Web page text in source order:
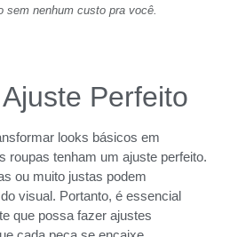
nenhum custo pra você.
Perfeito
looks básicos em
roupas tenham um ajuste perfeito.
ou muito justas podem
visual. Portanto, é essencial
que possa fazer ajustes